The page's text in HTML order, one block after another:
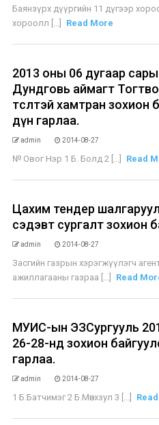
Баянзүрх дүүргийн 11 дүгээр
хороолл [...]
Read More
2013 оны 06 дугаар
Дундговь аймагт
төсөлтэй хамтран
дүн гарлаа.
admin 2014-08-27
№ Овог Нэр 1 Б. Болд 2 [...] Read
Цахим тендер
сэдэвт сургалт зохион
admin 2014-08-27
Засгийн газрын хэрэгжүүлэгч
ажиллагааны газраа [...]
Read
МУИС-ын ЭЗСургууль
26-28-нд зохион
гарлаа.
admin 2014-08-27
1 Б.Батчимэг 2 Б.Мөнхзул 3 [...]